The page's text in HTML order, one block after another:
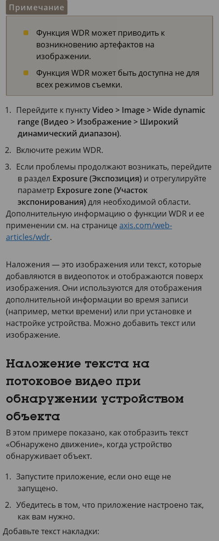
Примечание
Функция WDR может приводить к
возникновению артефактов на
изображении.
Функция WDR может быть доступна не для
всех режимов съемки.
Перейдите к пунктуVideo > Image > Wide dynamic
range (Видео > Изображение > Широкий
динамический диапазон).
Включите режим WDR.
Если проблемы продолжают возникать, перейдите
в раздел Exposure (Экспозиция) и отрегулируйте
параметр Exposure zone (Участок
экспонирования)для необходимой области.
Дополнительную информацию о функции WDR и ее
применении см. на странице axis.com/web-
articles/wdr.
Наложения — это изображения или текст, которые
добавляются в видеопоток и отображаются поверх
изображения. Они используются для отображения
дополнительной информации во время записи
(например, метки времени) или при установке и
настройке устройства. Можно добавить текст или
изображение.
Наложение текста на
потоковое видео при
обнаружении устройством
объекта
В этом примере показано, как отобразить текст
«Обнаружено движение», когда устройство
обнаруживает объект.
Запустите приложение, если оно еще не
запущено.
Убедитесь в том, что приложение настроено так,
как вам нужно.
Добавьте текст накладки: